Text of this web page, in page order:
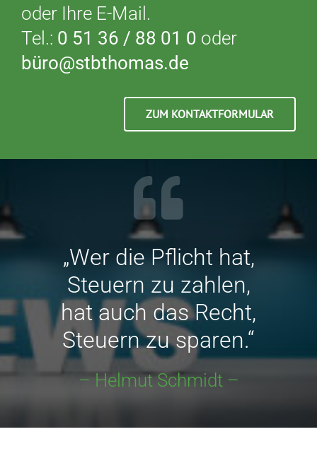
oder Ihre E-Mail.
Tel.: 0 51 36 / 88 01 0 oder
büro@stbthomas.de
ZUM KONTAKTFORMULAR
„Wer die Pflicht hat,
Steuern zu zahlen,
hat auch das Recht,
Steuern zu sparen.“
– Helmut Schmidt –